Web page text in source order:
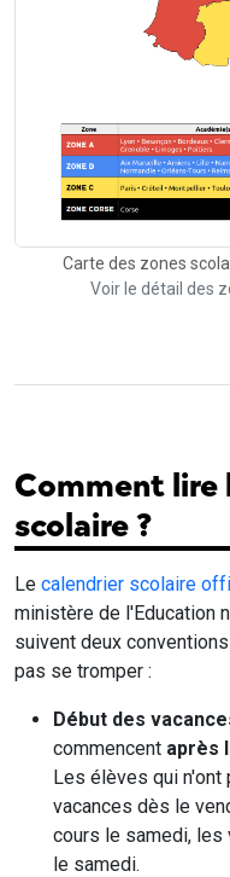
Carte des zones
Voir le détail des
Comment lire
scolaire ?
Le calendrier scolaire
ministère de l'Education
suivent deux
pas se tromper :
Début des
commencent après
Les élèves qui
vacances dès le
cours le samedi,
le samedi.